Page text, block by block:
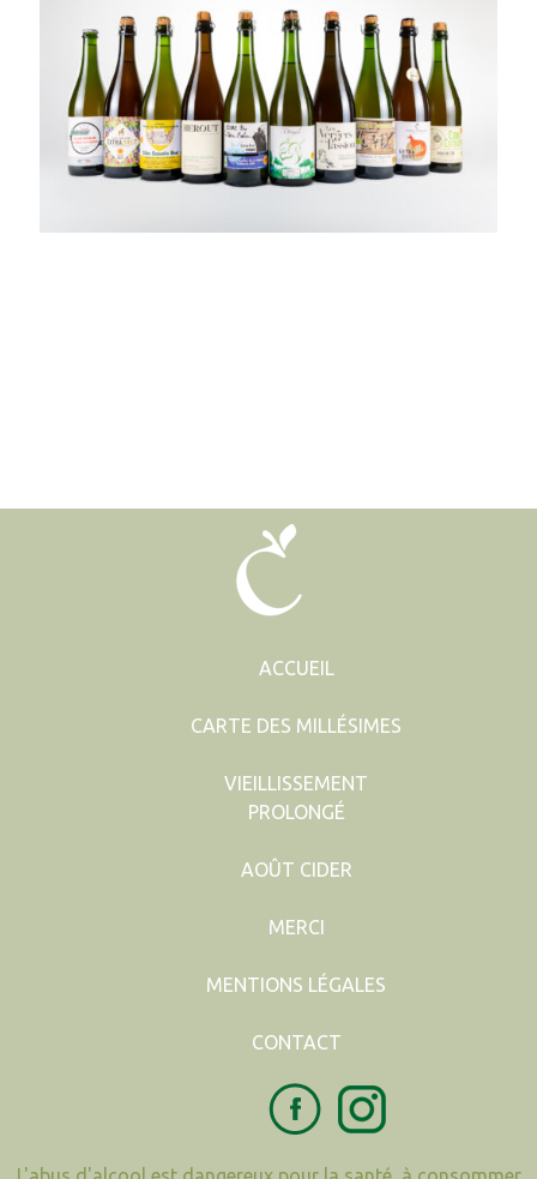
ACCUEIL
CARTE DES MILLÉSIMES
VIEILLISSEMENT
PROLONGÉ
AOÛT CIDER
MERCI
MENTIONS LÉGALES
CONTACT